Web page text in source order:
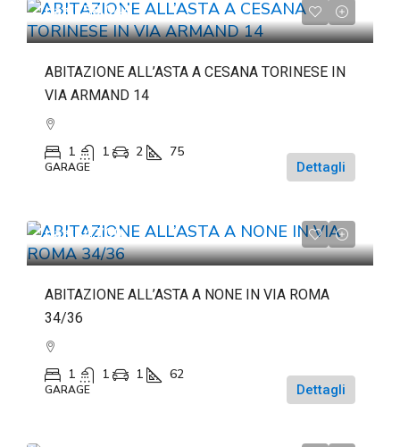
da€158.044
ABITAZIONE ALL’ASTA A CESANA TORINESE IN
VIA ARMAND 14
1 1 2 75
GARAGE Dettagli
da€84.700
ABITAZIONE ALL’ASTA A NONE IN VIA ROMA
34/36
1 1 1 62
GARAGE Dettagli